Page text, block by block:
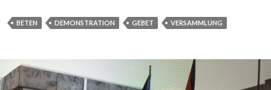
BETEN DEMONSTRATION GEBET VERSAMMLUNG